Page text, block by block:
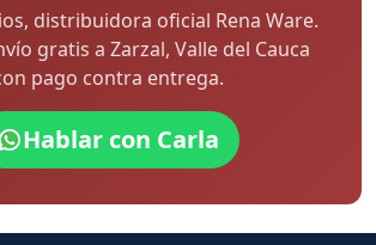
distribuidora oficial Rena Ware.
gratis a Zarzal, Valle del Cauca
pago contra entrega.
Hablar con Carla